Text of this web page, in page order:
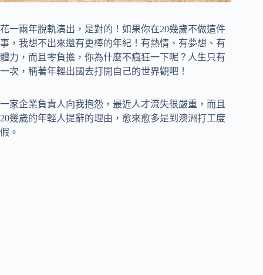
花一兩年脫軌演出，是對的！如果你在20幾歲不做這件
事，我想不出來還有更棒的年紀！有熱情、有夢想、有
體力，而且零負擔，你為什麼不瘋狂一下呢？人生只有
一次，稱著年輕出國去打開自己的世界觀吧！
一家企業負責人向我抱怨，最近人才流失很嚴重，而且
20幾歲的年輕人提辭的理由，愈來愈多是到澳洲打工度
假。